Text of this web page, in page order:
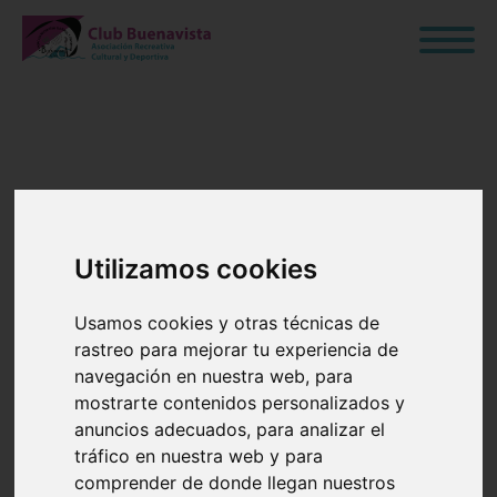
Utilizamos cookies
Usamos cookies y otras técnicas de
rastreo para mejorar tu experiencia de
navegación en nuestra web, para
mostrarte contenidos personalizados y
anuncios adecuados, para analizar el
tráfico en nuestra web y para
comprender de donde llegan nuestros
Asociación Recreativa
Cultural y Deportiva
Buenavista
Avenida Juan Carlos I, 2 – 28905 Getafe (Madrid)
Para consultas generales, escribir un correo
consultasocios@clubbuenavista.es